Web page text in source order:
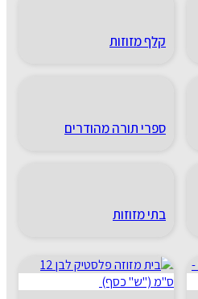
קלף מזוזות
ספרי תורה מהודרים
בתי מזוזות